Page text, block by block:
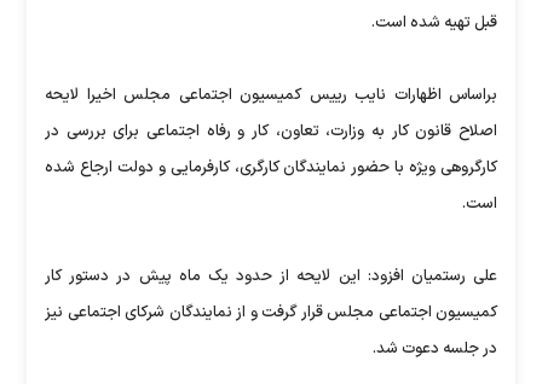
قبل تهیه شده است.
براساس اظهارات نایب رییس کمیسیون اجتماعی مجلس اخیرا لایحه
اصلاح قانون کار به وزارت، تعاون، کار و رفاه اجتماعی برای بررسی در
کارگروهی ویژه با حضور نمایندگان کارگری، کارفرمایی و دولت ارجاع شده
است.
علی رستمیان افزود: این لایحه از حدود یک ماه پیش در دستور کار
کمیسیون اجتماعی مجلس قرار گرفت و از نمایندگان شرکای اجتماعی نیز
در جلسه دعوت شد.